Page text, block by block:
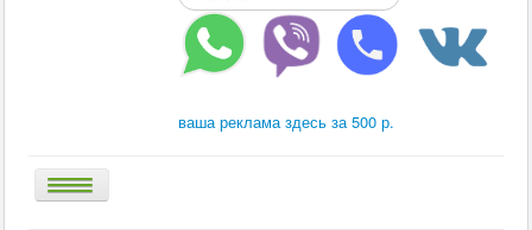
ваша реклама здесь за 500 р.